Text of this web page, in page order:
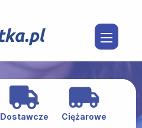
Dostawcze Ciężarowe